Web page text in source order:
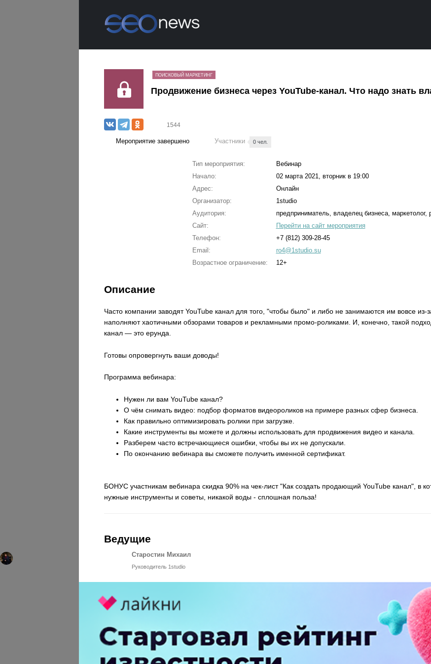
ПОИСКОВЫЙ МАРКЕТИНГ
Продвижение бизнеса через YouTube-канал. Что надо знать
1544
Мероприятие завершено Участники 0 чел.
Тип мероприятия:
Вебинар
Начало:
02 марта 2021, вторник в 19:00
Адрес:
Онлайн
Организатор:
1studio
Аудитория:
предприниматель, владелец бизнеса, маркетолог,
Сайт:
Перейти на сайт мероприятия
Телефон:
+7 (812) 309-28-45
Email:
ro4@1studio.su
Возрастное ограничение:
12+
Описание
Часто компании заводят YouTube канал для того, "чтобы было" и либо не занимаются им вовсе из-
наполняют хаотичными обзорами товаров и рекламными промо-роликами. И, конечно, такой
канал — это ерунда.
Готовы опровергнуть ваши доводы!
Программа вебинара:
Нужен ли вам YouTube канал?
О чём снимать видео: подбор форматов видеороликов на примере разных сфер бизнеса.
Как правильно оптимизировать ролики при загрузке.
Какие инструменты вы можете и должны использовать для продвижения видео и канала.
Разберем часто встречающиеся ошибки, чтобы вы их не допускали.
По окончанию вебинара вы сможете получить именной сертификат.
БОНУС участникам вебинара скидка 90% на чек-лист "Как создать продающий YouTube канал", в
нужные инструменты и советы, никакой воды - сплошная польза!
Ведущие
Старостин Михаил
Руководитель 1studio